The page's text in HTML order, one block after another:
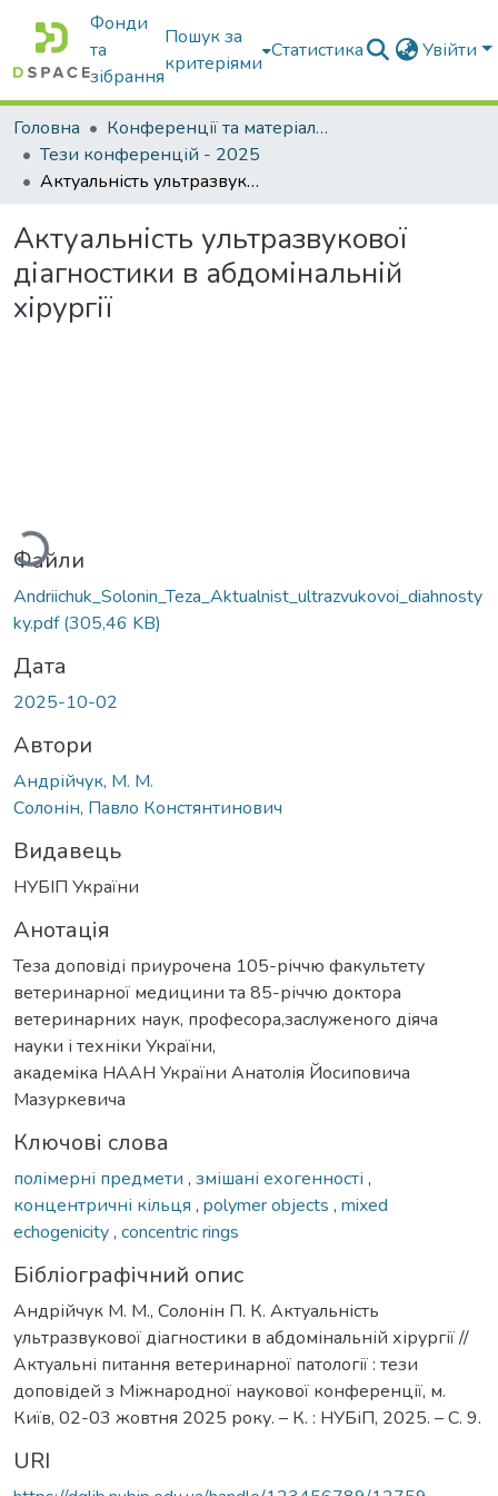
Фонди
та
зібрання
Пошук за
критеріями
Статистика Увійти
Головна
Конференції та матеріали конференцій
Тези конференцій - 2025
Актуальність ультразвукової діагностики в абдомінальній хірургії
Актуальність ультразвукової
діагностики в абдомінальній
хірургії
Файли
Andriichuk_Solonin_Teza_Aktualnist_ultrazvukovoi_diahnosty
ky.pdf(305,46 KB)
Дата
2025-10-02
Автори
Андрійчук, М. М.
Солонін, Павло Констянтинович
Видавець
НУБІП України
Анотація
Теза доповіді приурочена 105-річчю факультету
ветеринарної медицини та 85-річчю доктора
ветеринарних наук, професора,заслуженого діяча
науки і техніки України,
академіка НААН України Анатолія Йосиповича
Мазуркевича
Ключові слова
полімерні предмети , змішані ехогенності ,
концентричні кільця , polymer objects , mixed
echogenicity, concentric rings
Бібліографічний опис
Андрійчук М. М., Солонін П. К. Актуальність
ультразвукової діагностики в абдомінальній хірургії //
Актуальні питання ветеринарної патології : тези
доповідей з Міжнародної наукової конференції, м.
Київ, 02-03 жовтня 2025 року. – К. : НУБіП, 2025. – С. 9.
URI